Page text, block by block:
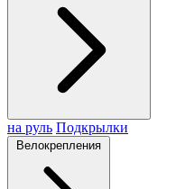
на руль Подкрылки
Велокрепления